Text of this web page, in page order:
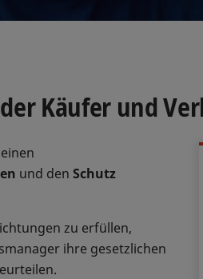
Käufer und
und den Schutz
zu erfüllen,
ihre gesetzlichen